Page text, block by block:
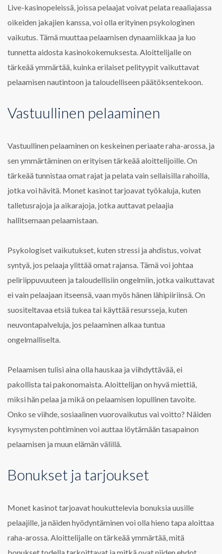
Live-kasinopeleissä, joissa pelaajat voivat pelata reaaliajassa
oikeiden jakajien kanssa, voi olla erityinen psykologinen
vaikutus. Tämä muuttaa pelaamisen dynaamiikkaa ja luo
tunnetta aidosta kasinokokemuksesta. Aloittelijalle on
tärkeää ymmärtää, kuinka erilaiset pelityypit vaikuttavat
pelaamisen nautintoon ja taloudelliseen päätöksentekoon.
Vastuullinen pelaaminen
Vastuullinen pelaaminen on keskeinen periaate raha-arossa, ja
sen ymmärtäminen on erityisen tärkeää aloittelijoille. On
tärkeää tunnistaa omat rajat ja pelata vain sellaisilla rahoilla,
jotka voi hävitä. Monet kasinot tarjoavat työkaluja, kuten
talletusrajoja ja aikarajoja, jotka auttavat pelaajia
hallitsemaan pelaamistaan.
Psykologiset vaikutukset, kuten stressi ja ahdistus, voivat
syntyä, jos pelaaja ylittää omat rajansa. Tämä voi johtaa
peliriippuvuuteen ja taloudellisiin ongelmiin, jotka vaikuttavat
ei vain pelaajaan itseensä, vaan myös hänen lähipiiriinsä. On
suositeltavaa etsiä tukea tai käyttää resursseja, kuten
neuvontapalveluja, jos pelaaminen alkaa tuntua
ongelmalliselta.
Pelaamisen tulisi aina olla hauskaa ja viihdyttävää, ei
pakollista tai pakonomaista. Aloittelijan on hyvä miettiä,
miksi hän pelaa ja mikä on pelaamisen lopullinen tavoite.
Onko se viihde, sosiaalinen vuorovaikutus vai voitto? Näiden
kysymysten pohtiminen voi auttaa löytämään tasapainon
pelaamisen ja muun elämän välillä.
Bonukset ja tarjoukset
Monet kasinot tarjoavat houkuttelevia bonuksia uusille
pelaajille, ja näiden hyödyntäminen voi olla hieno tapa aloittaa
raha-arossa. Aloittelijalle on tärkeää ymmärtää, mitä